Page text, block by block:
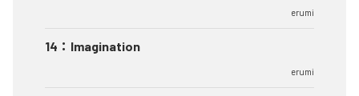
erumi
14 ： Imagination
erumi